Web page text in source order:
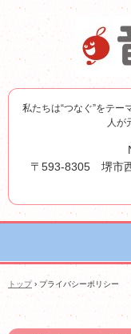
私たちは“つなぐ”をテ
人が
〒593-8305 堺市
トップ › プライバシーポリシー